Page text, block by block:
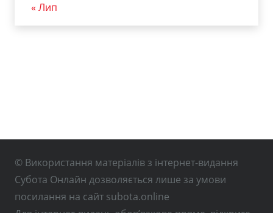
« Лип
© Використання матеріалів з інтернет-видання
Субота Онлайн дозволяється лише за умови
посилання на сайт subota.online